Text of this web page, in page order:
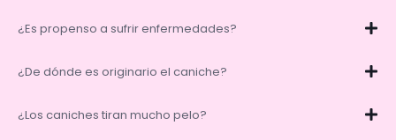
¿Es propenso a sufrir enfermedades?
¿De dónde es originario el caniche?
¿Los caniches tiran mucho pelo?